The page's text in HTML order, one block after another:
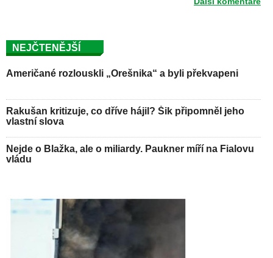
NEJČTENĚJŠÍ
Američané rozlouskli „Orešnika“ a byli překvapeni
Rakušan kritizuje, co dříve hájil? Šik připomněl jeho
vlastní slova
Nejde o Blažka, ale o miliardy. Paukner míří na Fialovu
vládu